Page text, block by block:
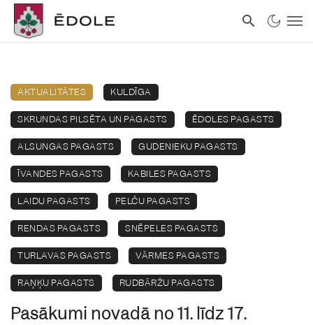
AKTUALITĀTES KULDĪGA
SKRUNDAS PILSĒTA UN PAGASTS ĒDOLES PAGASTS
ALSUNGAS PAGASTS GUDENIEKU PAGASTS
ĪVANDES PAGASTS KABILES PAGASTS
LAIDU PAGASTS PELČU PAGASTS
RENDAS PAGASTS SNĒPELES PAGASTS
TURLAVAS PAGASTS VĀRMES PAGASTS
RAŅĶU PAGASTS RUDBĀRŽU PAGASTS
Pasākumi novadā no 11. līdz 17.